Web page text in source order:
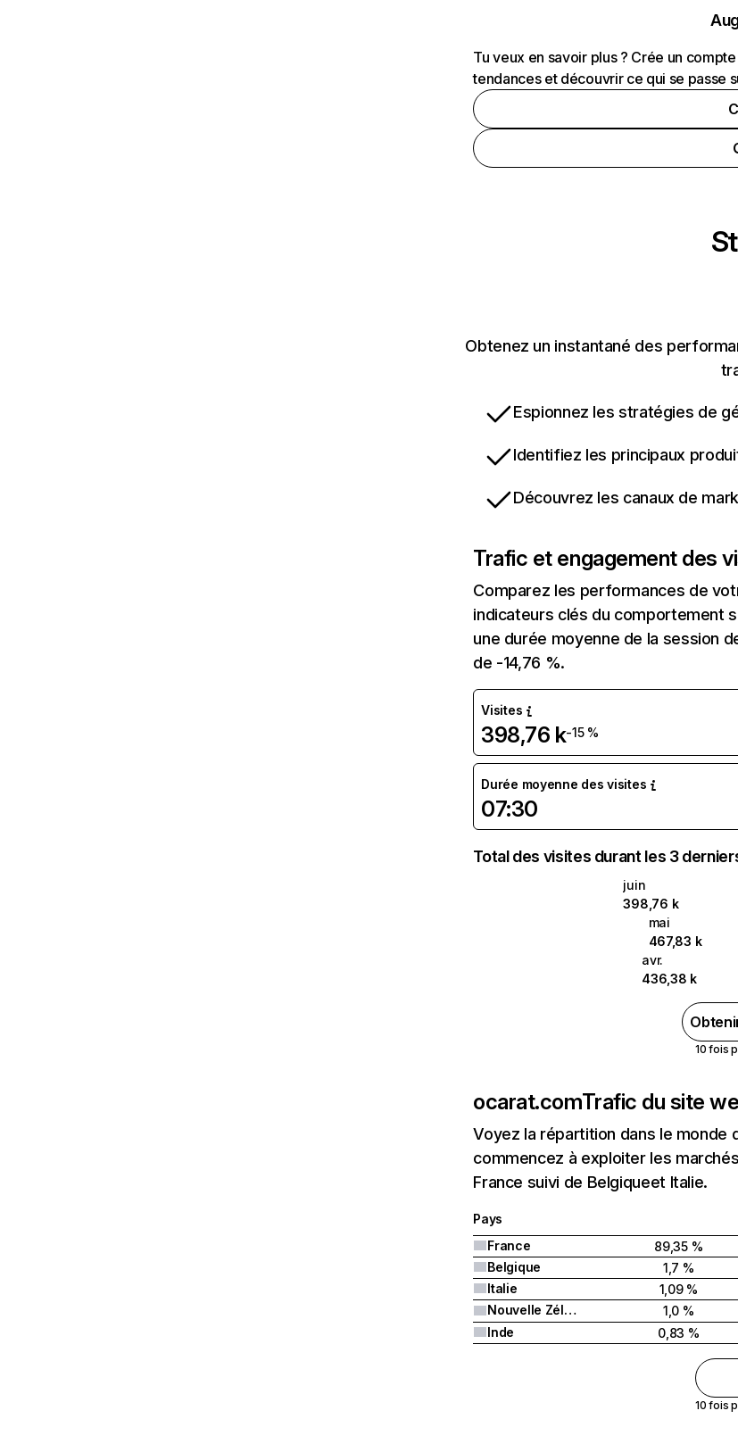
Tu veux en savoir plus ? Crée un
tendances et découvrir ce qui se passe
Obtenez un instantané des
Espionnez les stratégies de
Identifiez les principaux
Découvrez les canaux de
Trafic et engagement des
Comparez les performances de
indicateurs clés du comportement
une durée moyenne de la session
de -14,76 %.
Visites
398,76 k-15 %
Durée moyenne des visites
07:30
Total des visites durant les 3
juin
398,76 k
mai
467,83 k
avr.
436,38 k
10 fois
ocarat.comTrafic du site
Voyez la répartition dans le
commencez à exploiter les
France suivi de Belgiqueet Italie.
Pays
France
89,35 %
Belgique
1,7 %
Italie
1,09 %
Nouvelle Zélande
1,0 %
Inde
0,83 %
10 fois